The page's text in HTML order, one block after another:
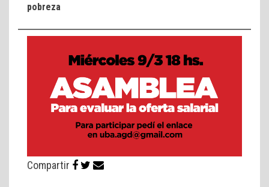
pobreza
Compartir